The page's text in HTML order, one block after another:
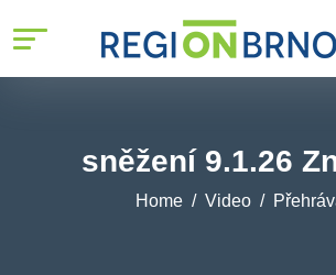
sněžení 9.1.26
Home Video